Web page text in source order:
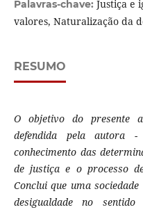
Palavras-chave: Justiça e
valores, Naturalização da
RESUMO
O objetivo do presente
defendida pela autora
conhecimento das
de justiça e o processo
Conclui que uma
desigualdade no